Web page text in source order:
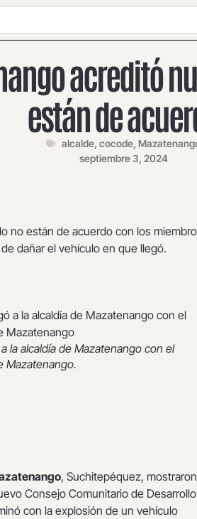
acreditó
están de
alcalde, cocode,
septiembre 3, 2024
no están de acuerdo con los
dañar el vehículo en que llegó.
la alcaldía de Mazatenango con el
Mazatenango.
, Suchitepéquez,
Consejo Comunitario de Desarrollo
con la explosión de un vehículo